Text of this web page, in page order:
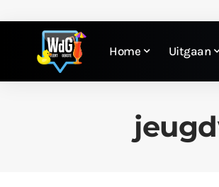
Home Uitgaan